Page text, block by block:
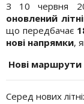
З 10 червня
оновлений
що передбачає
нові напрямки,
Нові маршрути
Серед нових